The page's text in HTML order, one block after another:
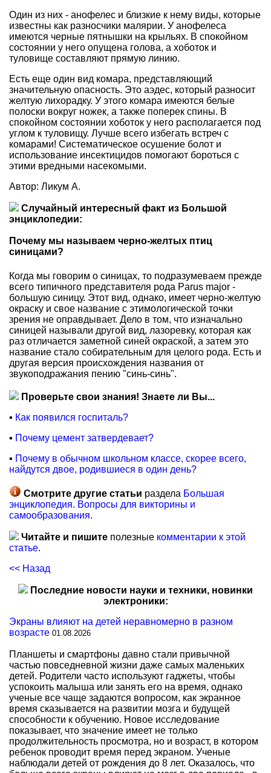
Один из них - анофелес и близкие к нему виды, которые
известны как разносчики малярии. У анофелеса
имеются черные пятнышки на крыльях. В спокойном
состоянии у него опущена голова, а хоботок и
туловище составляют прямую линию.
Есть еще один вид комара, представляющий
значительную опасность. Это аэдес, который разносит
желтую лихорадку. У этого комара имеются белые
полоски вокруг ножек, а также поперек спины. В
спокойном состоянии хоботок у него располагается под
углом к туловищу. Лучше всего избегать встреч с
комарами! Систематическое осушение болот и
использование инсектицидов помогают бороться с
этими вредными насекомыми.
Автор: Ликум А.
Случайный интересный факт из Большой
энциклопедии:
Почему мы называем черно-желтых птиц
синицами?
Когда мы говорим о синицах, то подразумеваем прежде
всего типичного представителя рода Parus major -
большую синицу. Этот вид, однако, имеет черно-желтую
окраску и свое название с этимологической точки
зрения не оправдывает. Дело в том, что изначально
синицей называли другой вид, лазоревку, которая как
раз отличается заметной синей окраской, а затем это
название стало собирательным для целого рода. Есть и
другая версия происхождения названия от
звукоподражания пению "синь-синь".
Проверьте свои знания! Знаете ли Вы...
▪ Как появился госпиталь?
▪ Почему цемент затвердевает?
▪ Почему в обычном школьном классе, скорее всего,
найдутся двое, родившиеся в один день?
Смотрите другие статьи раздела Большая
энциклопедия. Вопросы для викторины и
самообразования.
Читайте и пишите полезные комментарии к этой
статье.
<< Назад
Последние новости науки и техники, новинки
электроники:
Экраны влияют на детей неравномерно в разном
возрасте 01.08.2026
Планшеты и смартфоны давно стали привычной
частью повседневной жизни даже самых маленьких
детей. Родители часто используют гаджеты, чтобы
успокоить малыша или занять его на время, однако
ученые все чаще задаются вопросом, как экранное
время сказывается на развитии мозга и будущей
способности к обучению. Новое исследование
показывает, что значение имеет не только
продолжительность просмотра, но и возраст, в котором
ребенок проводит время перед экраном. Ученые
наблюдали детей от рождения до 8 лет. Оказалось, что